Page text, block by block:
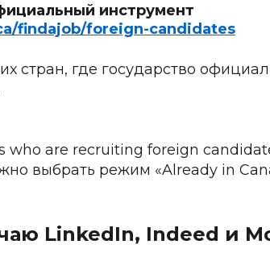
инструмент
findajob/foreign-candidates
стран, где государство
who are recruiting foreign
выбрать режим «Already in
LinkedIn, Indeed и